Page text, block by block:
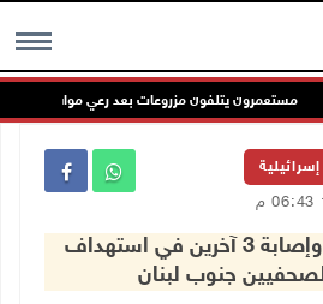
MENU
مستعمرون يتلفون مزروعات بعد رعي مواشيهم في
استشهاد صحفي وإصابة 3 آخرين في استهداف
لصحفيين جنوب لبنان